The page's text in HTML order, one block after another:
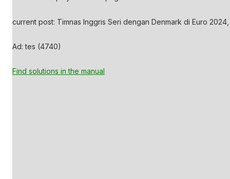
current post: Timnas Inggris Seri dengan Denmark di Euro
Ad: tes (4740)
Find solutions in the manual